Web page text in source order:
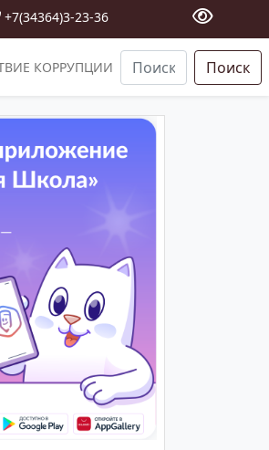
+7(34364)3-23-36
КОРРУПЦИИ Поиск